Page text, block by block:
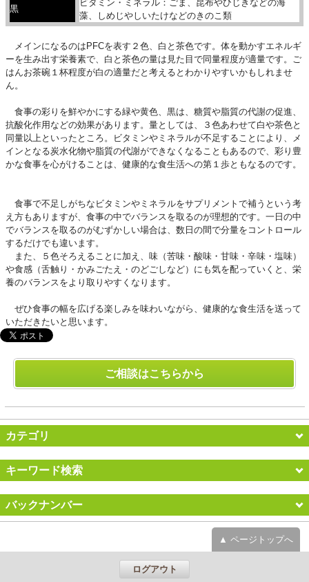
黒
ビタミン・ミネラル：ごま、昆布やひじきなどの海
藻、しめじやしいたけなどのきのこ類
メインになるのはPFCを表す２色、白と茶色です。体を動かすエネルギ
ーを生み出す栄養素で、白と茶色の量は見た目で同量程度が適量です。ご
はんお茶碗１杯程度が白の適量だと考えるとわかりやすいかもしれませ
ん。
食事の彩りを鮮やかにする緑や黄色、黒は、糖質や脂質の代謝の促進、
抗酸化作用などの効果があります。量としては、３色あわせて白や茶色と
同量以上といったところ。ビタミンやミネラルが不足することにより、メ
インとなる炭水化物や脂質の代謝ができなくなることもあるので、彩り豊
かな食事を心がけることは、健康的な食生活への第１歩ともなるのです。
食事で不足しがちなビタミンやミネラルをサプリメントで補うという考
え方もありますが、食事の中でバランスを取るのが理想的です。一日の中
でバランスを取るのがむずかしい場合は、数日の間で分量をコントロール
するだけでも違います。
また、５色そろえることに加え、味（苦味・酸味・甘味・辛味・塩味）
や食感（舌触り・かみごたえ・のどごしなど）にも気を配っていくと、栄
養のバランスをより取りやすくなります。
ぜひ食事の幅を広げる楽しみを味わいながら、健康的な食生活を送って
いただきたいと思います。
ご相談はこちらから
カテゴリ
キーワード検索
バックナンバー
▲ ページトップへ
ログアウト